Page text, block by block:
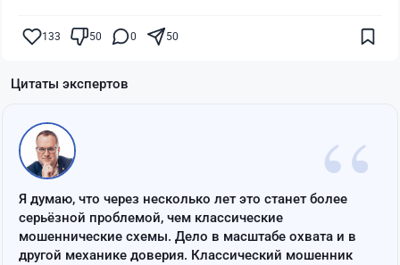
133 50 0 50
Цитаты экспертов
“
Я думаю, что через несколько лет это станет более
серьёзной проблемой, чем классические
мошеннические схемы. Дело в масштабе охвата и в
другой механике доверия. Классический мошенник